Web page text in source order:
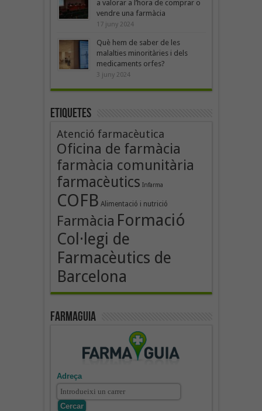
a valorar a l’hora de comprar o
vendre una farmàcia
17 juny 2024
Què hem de saber de les
malalties minoritàries i dels
medicaments orfes?
3 juny 2024
Etiquetes
Atenció farmacèutica
Oficina de farmàcia
farmàcia comunitària
farmacèutics Infarma
COFB Alimentació i nutrició
Farmàcia Formació
Col·legi de
Farmacèutics de
Barcelona
Farmaguia
Adreça